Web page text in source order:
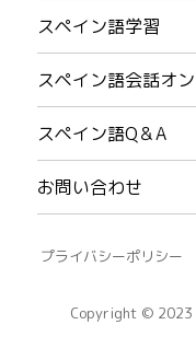
スペイン語学習
スペイン語会話オ
スペイン語Q＆A
お問い合わせ
プライバシーポリシー
Copyright © 2023